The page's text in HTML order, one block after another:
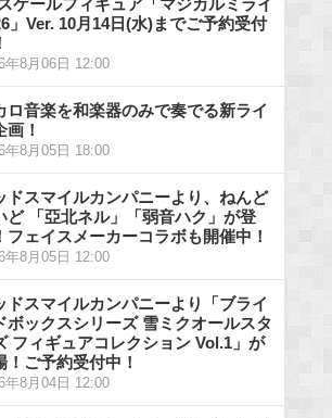
」Ver. 10月14日(水)までご予約受付
年8月06日 12:00
ロ音楽を和楽器のみで奏でる新ライ
画！
年8月05日 18:00
ドスマイルカンパニーより、ねんど
ど 「亞北ネル」「弱音ハク」が登
フェイスメーカーコラボも開催中！
年8月05日 12:00
ドスマイルカンパニーより「ブライ
ボックスシリーズ 雪ミクオールスタ
フィギュアコレクション Vol.1」が
！ご予約受付中！
年8月04日 12:00